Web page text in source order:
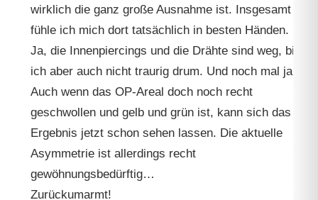
wirklich die ganz große Ausnahme ist. Insgesamt
fühle ich mich dort tatsächlich in besten Händen.
Ja, die Innenpiercings und die Drähte sind weg, bin
ich aber auch nicht traurig drum. Und noch mal ja:
Auch wenn das OP-Areal doch noch recht
geschwollen und gelb und grün ist, kann sich das
Ergebnis jetzt schon sehen lassen. Die aktuelle
Asymmetrie ist allerdings recht
gewöhnungsbedürftig…
Zurückumarmt!